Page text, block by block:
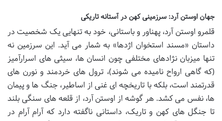
جهان اوستن آرد: سرزمینی کهن در آستانه تاریکی
قلمرو اوستن آرد، پهناور و باستانی، خود به تنهایی یک شخصیت در
داستان «مسند استخوان اژدها» به شمار می آید. این سرزمین نه
تنها میزبان نژادهای مختلفی چون انسان ها، سیثی های اسرارآمیز
(که گاهی ارواح نامیده می شوند)، ترول های خردمند و نورن های
قدرتمند است، بلکه با تاریخچه ای غنی از اساطیر، جنگ ها و پیمان
ها، نفس می کشد. هر گوشه از اوستن آرد، از قلعه های سنگی بلند
تا جنگل های کهن و تاریک، داستانی ناگفته دارد که آرام آرام در